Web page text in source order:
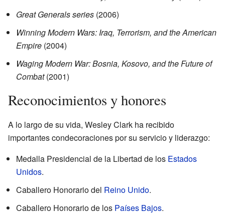
Great Generals series (2006)
Winning Modern Wars: Iraq, Terrorism, and the American
Empire (2004)
Waging Modern War: Bosnia, Kosovo, and the Future of
Combat(2001)
Reconocimientos y honores
A lo largo de su vida, Wesley Clark ha recibido
importantes condecoraciones por su servicio y liderazgo:
Medalla Presidencial de la Libertad de los Estados
Unidos.
Caballero Honorario del Reino Unido.
Caballero Honorario de los Países Bajos.